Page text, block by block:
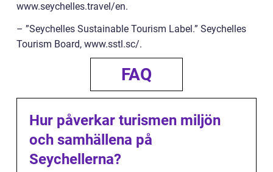
www.seychelles.travel/en.
– ”Seychelles Sustainable Tourism Label.” Seychelles
Tourism Board, www.sstl.sc/.
FAQ
Hur påverkar turismen miljön
och samhällena på
Seychellerna?